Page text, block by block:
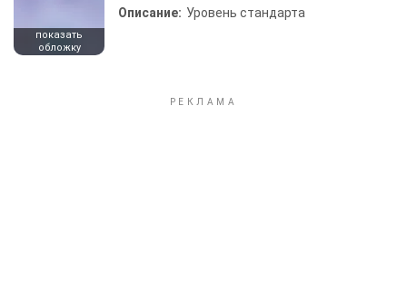
показать
обложку
Описание: Уровень стандарта